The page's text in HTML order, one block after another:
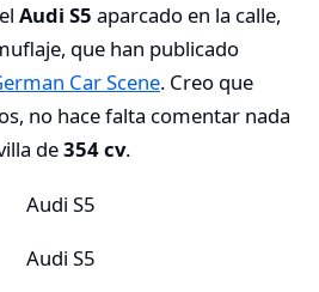
Audi S5 aparcado en la calle,
que han publicado
Car Scene. Creo que
no hace falta comentar nada
de354 cv.